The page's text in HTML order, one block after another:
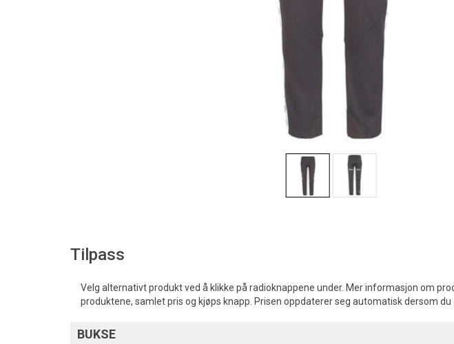
Tilpass
Velg alternativt produkt ved å klikke på radioknappene under. Mer informasjon om
produktene, samlet pris og kjøps knapp. Prisen oppdaterer seg automatisk dersom du
BUKSE